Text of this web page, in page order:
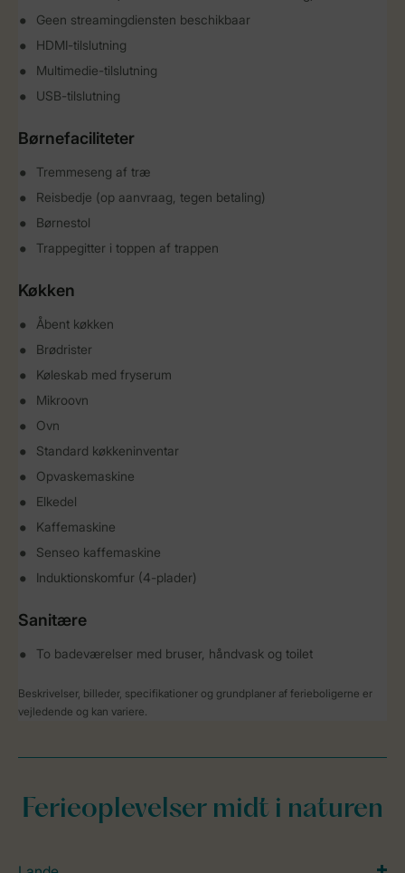
Geen streamingdiensten beschikbaar
HDMI-tilslutning
Multimedie-tilslutning
USB-tilslutning
Børnefaciliteter
Tremmeseng af træ
Reisbedje (op aanvraag, tegen betaling)
Børnestol
Trappegitter i toppen af ​​trappen
Køkken
Åbent køkken
Brødrister
Køleskab med fryserum
Mikroovn
Ovn
Standard køkkeninventar
Opvaskemaskine
Elkedel
Kaffemaskine
Senseo kaffemaskine
Induktionskomfur (4-plader)
Sanitære
To badeværelser med bruser, håndvask og toilet
Beskrivelser, billeder, specifikationer og grundplaner af ferieboligerne er
vejledende og kan variere.
Ferieoplevelser midt i naturen